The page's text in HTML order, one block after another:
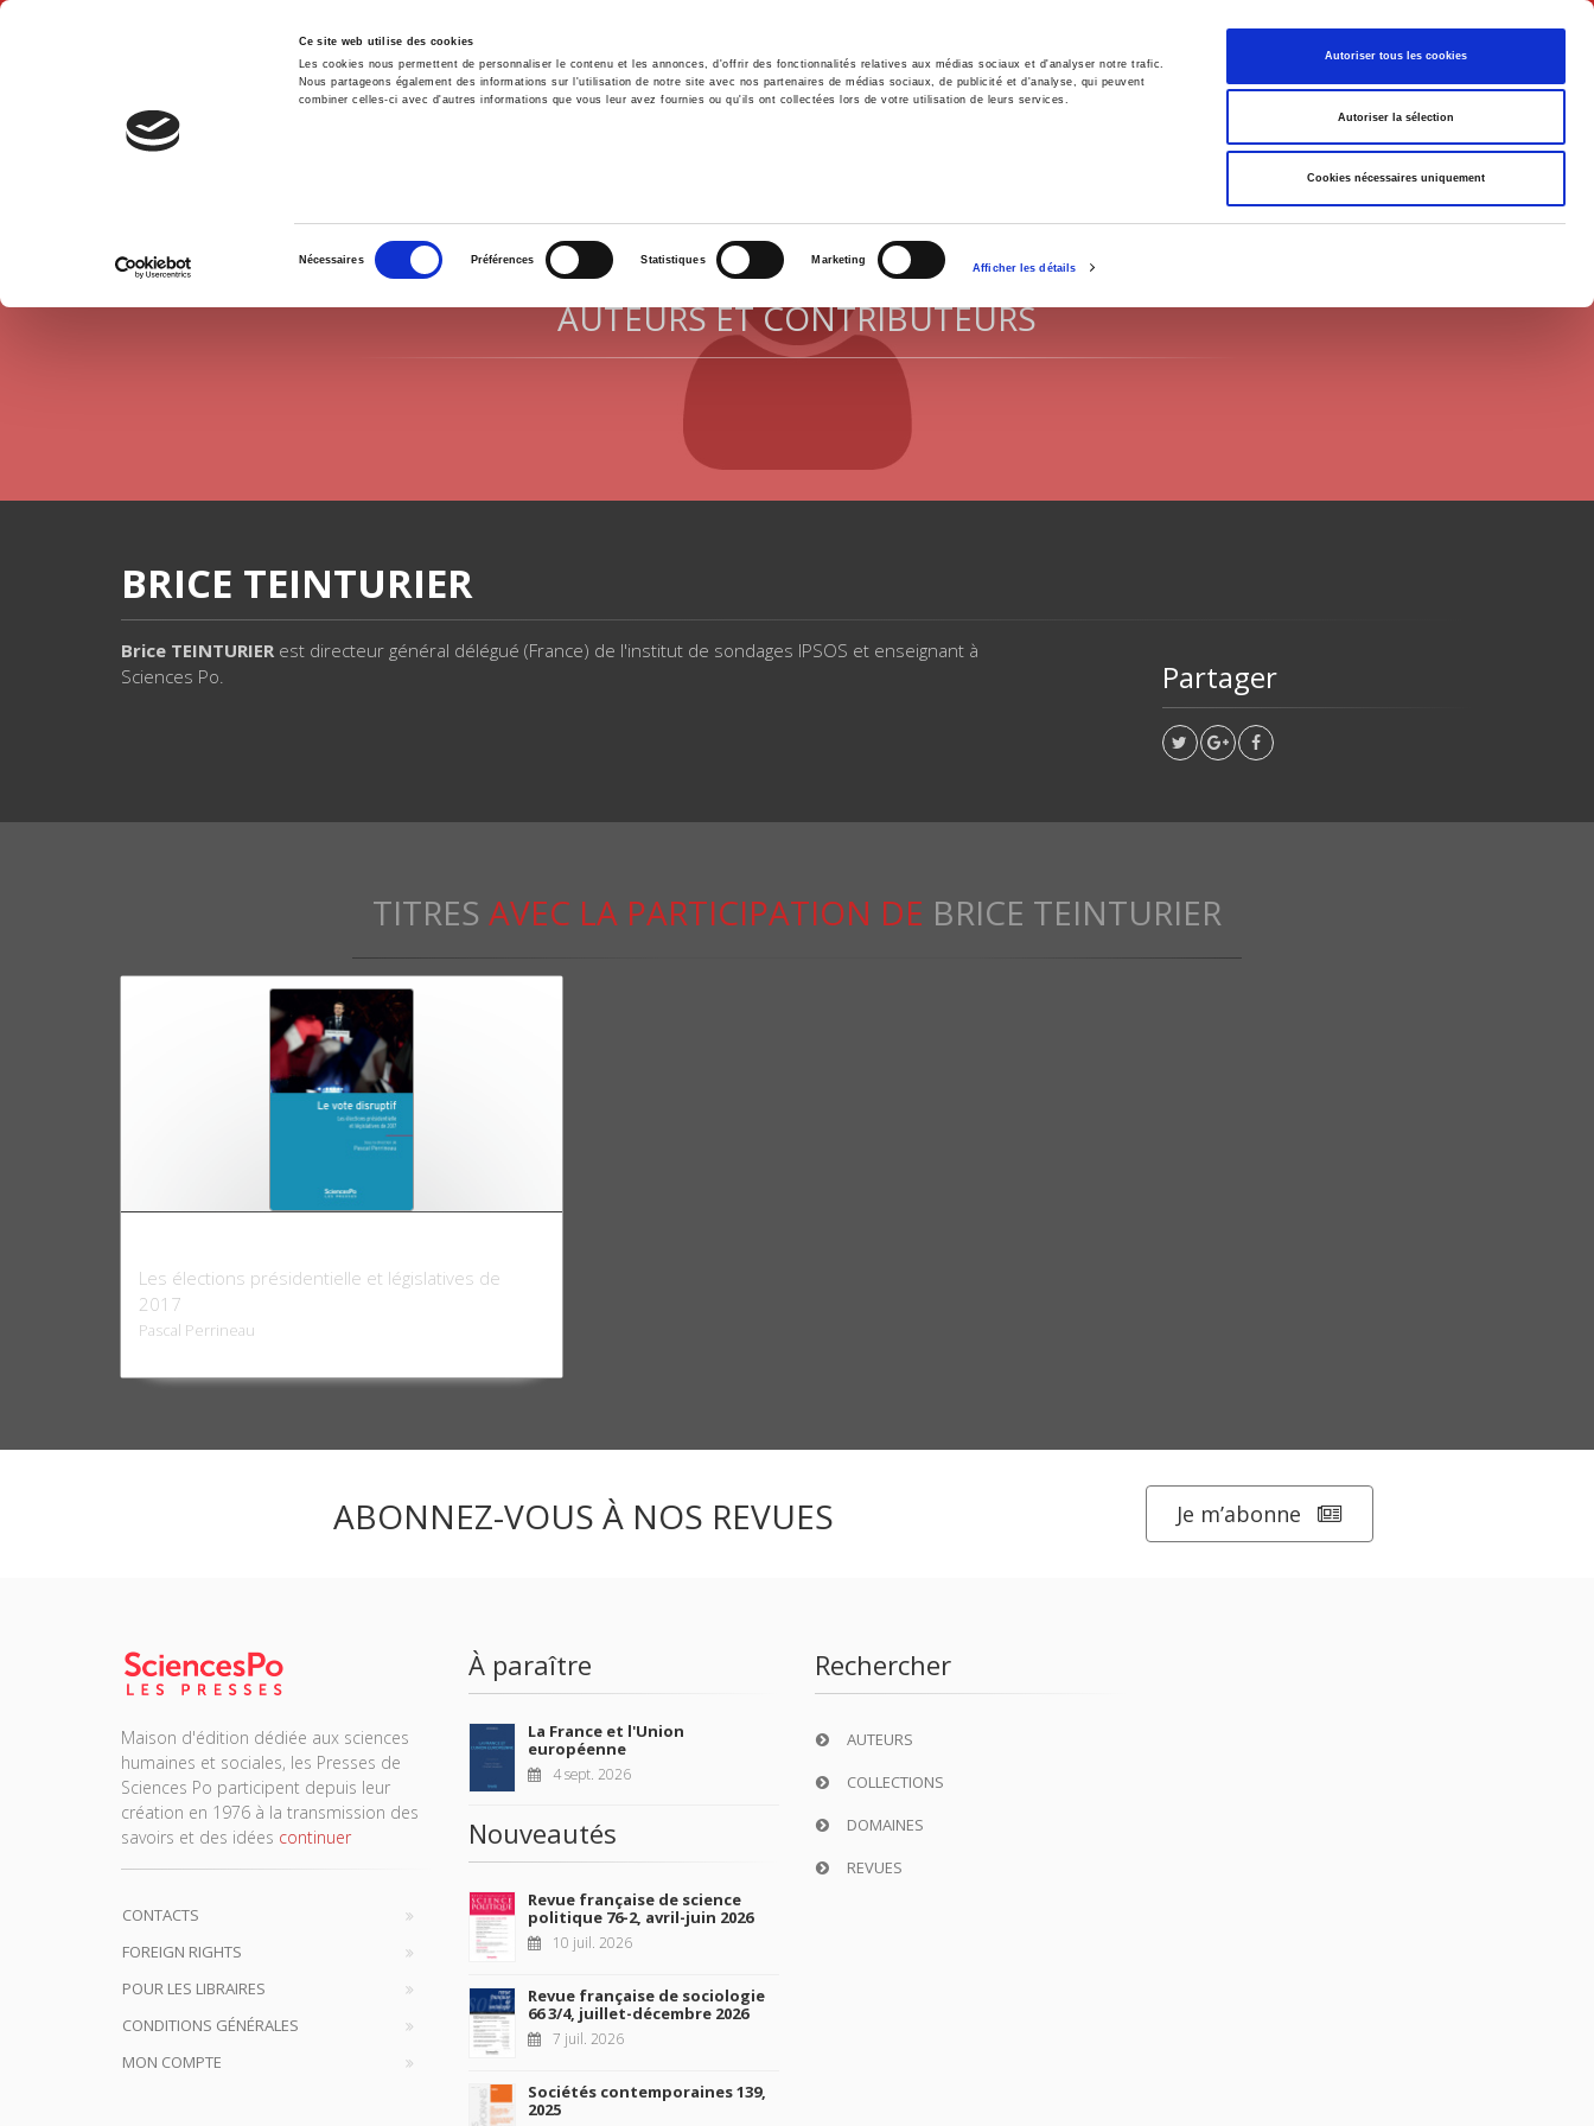
Ce site web utilise des cookies
Les cookies nous permettent de personnaliser le contenu et les annonces, d'offrir des fonctionnalités relatives aux médias sociaux et d'analyser notre trafic.
Nous partageons également des informations sur l'utilisation de notre site avec nos partenaires de médias sociaux, de publicité et d'analyse, qui peuvent
combiner celles-ci avec d'autres informations que vous leur avez fournies ou qu'ils ont collectées lors de votre utilisation de leurs services.
consentement
Nécessaires Préférences Statistiques Marketing
Afficher les détails
Autoriser tous les cookies
Autoriser la sélection
Cookies nécessaires uniquement
Français
Accueil Environnement Histoire International
AUTEURS ET CONTRIBUTEURS
BRICE TEINTURIER
Brice TEINTURIER est directeur général délégué (France) de l'institut de sondages IPSOS et enseignant à
Sciences Po.
Partager
TITRES AVEC LA PARTICIPATION DE BRICE TEINTURIER
Les élections présidentielle et législatives de
2017
Pascal Perrineau
ABONNEZ-VOUS À NOS REVUES Je m’abonne
Maison d'édition dédiée aux sciences
humaines et sociales, les Presses de
Sciences Po participent depuis leur
création en 1976 à la transmission des
savoirs et des idées continuer
CONTACTS
FOREIGN RIGHTS
POUR LES LIBRAIRES
CONDITIONS GÉNÉRALES
MON COMPTE
À paraître
La France et l'Union
européenne
4 sept. 2026
Nouveautés
Revue française de science
politique 76-2, avril-juin 2026
10 juil. 2026
Revue française de sociologie
66 3/4, juillet-décembre 2026
7 juil. 2026
Sociétés contemporaines 139,
2025
Rechercher
AUTEURS
COLLECTIONS
DOMAINES
REVUES